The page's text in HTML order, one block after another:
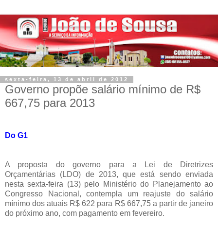
sexta-feira, 13 de abril de 2012
Governo propõe salário mínimo de R$
667,75 para 2013
Do G1
A proposta do governo para a Lei de Diretrizes
Orçamentárias (LDO) de 2013, que está sendo enviada
nesta sexta-feira (13) pelo Ministério do Planejamento ao
Congresso Nacional, contempla um reajuste do salário
mínimo dos atuais R$ 622 para R$ 667,75 a partir de janeiro
do próximo ano, com pagamento em fevereiro.